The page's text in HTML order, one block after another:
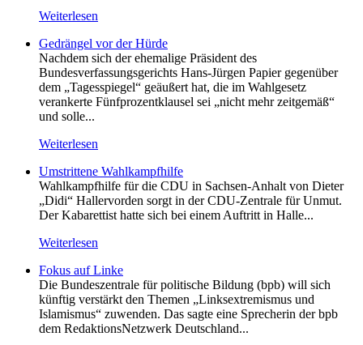
Weiterlesen
Gedrängel vor der Hürde
Nachdem sich der ehemalige Präsident des
Bundesverfassungsgerichts Hans-Jürgen Papier gegenüber
dem „Tagesspiegel“ geäußert hat, die im Wahlgesetz
verankerte Fünfprozentklausel sei „nicht mehr zeitgemäß“
und solle...
Weiterlesen
Umstrittene Wahlkampfhilfe
Wahlkampfhilfe für die CDU in Sachsen-Anhalt von Dieter
„Didi“ Hallervorden sorgt in der CDU-Zentrale für Unmut.
Der Kabarettist hatte sich bei einem Auftritt in Halle...
Weiterlesen
Fokus auf Linke
Die Bundeszentrale für politische Bildung (bpb) will sich
künftig verstärkt den Themen „Linksextremismus und
Islamismus“ zuwenden. Das sagte eine Sprecherin der bpb
dem RedaktionsNetzwerk Deutschland...